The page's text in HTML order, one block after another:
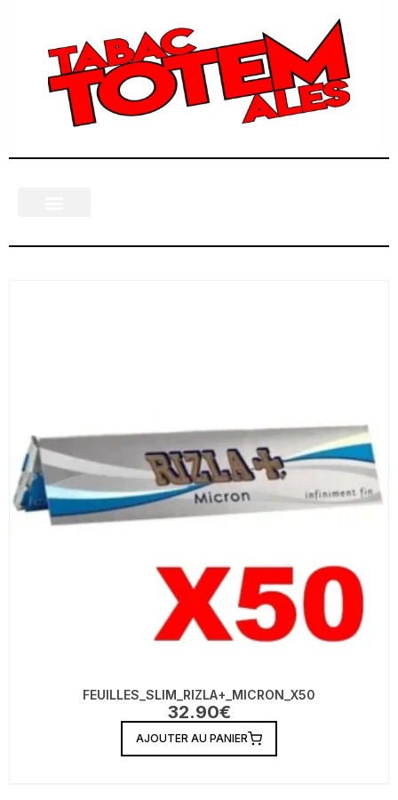
FEUILLES_SLIM_RIZLA+_MICRON_X50
32.90€
AJOUTER AU PANIER